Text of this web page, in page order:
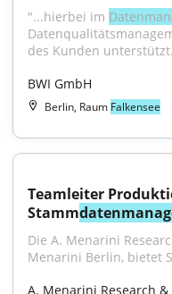
"...hierbei im
des Kunden
BWI GmbH
Berlin, Raum Falkensee
Teamleiter
Stamm
Die A. Menarini
Menarini Berlin, bietet
A. Menarini Research